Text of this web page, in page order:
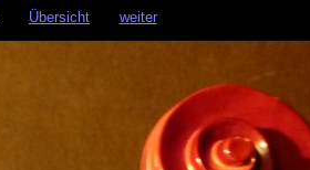
Übersicht weiter